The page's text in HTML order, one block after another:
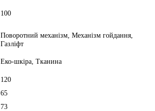
100
Поворотний механізм, Механізм гойдання,
Газліфт
Еко-шкіра, Тканина
120
65
73